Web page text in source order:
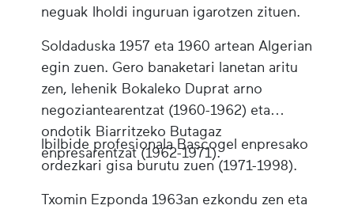
neguak Iholdi inguruan igarotzen zituen.
Soldaduska 1957 eta 1960 artean Algerian
egin zuen. Gero banaketari lanetan aritu
zen, lehenik Bokaleko Duprat arno
negoziantearentzat (1960-1962) eta
ondotik Biarritzeko Butagaz
enpresarentzat (1962-1971).
Ibilbide profesionala Bascogel enpresako
ordezkari gisa burutu zuen (1971-1998).
Txomin Ezponda 1963an ezkondu zen eta